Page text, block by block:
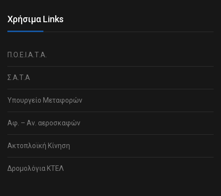
Χρήσιμα Links
Π.Ο.Ε.Ι.Α.Τ.Α.
Σ.Α.Τ.Α
Υπουργείο Μεταφορών
Αφ. – Αν. αεροσκαφών
Ακτοπλοϊκή Κίνηση
Δρομολόγια ΚΤΕΛ